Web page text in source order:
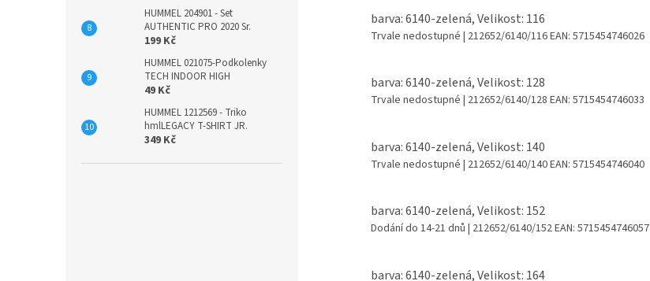
HUMMEL 204901 - Set
AUTHENTIC PRO 2020 Sr.
199 Kč
HUMMEL 021075-Podkolenky
TECH INDOOR HIGH
49 Kč
HUMMEL 1212569 - Triko
hmlLEGACY T-SHIRT JR.
349 Kč
barva: 6140-zelená, Velikost: 116
Trvale nedostupné | 212652/6140/116EAN: 5715454746026
barva: 6140-zelená, Velikost: 128
Trvale nedostupné | 212652/6140/128 EAN: 5715454746033
barva: 6140-zelená, Velikost: 140
Trvale nedostupné | 212652/6140/140EAN: 5715454746040
barva: 6140-zelená, Velikost: 152
Dodání do 14-21 dnů | 212652/6140/152EAN: 5715454746057
barva: 6140-zelená, Velikost: 164